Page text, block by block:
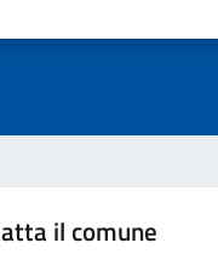
il comune